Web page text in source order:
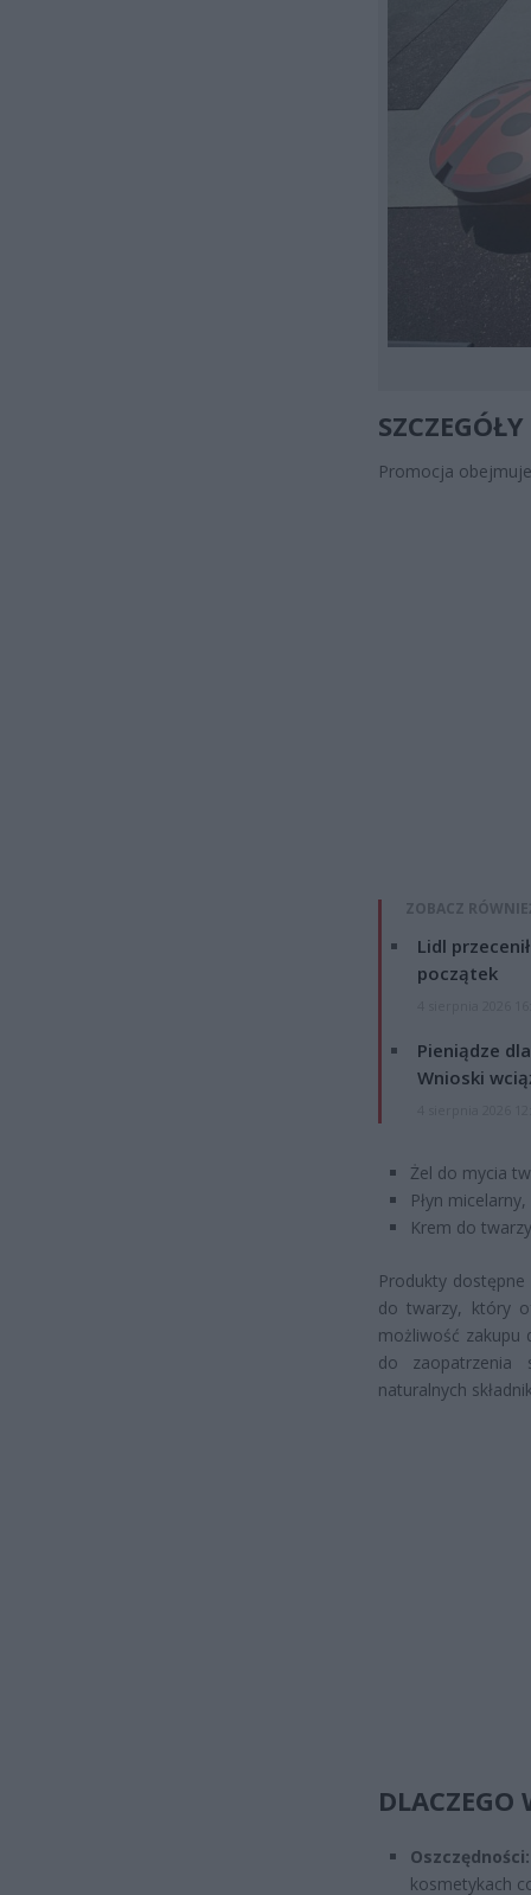
Promocja
ZOBACZ
Lidl
początek
Pieniądze
Wnioski
Żel do mycia
Płyn micelarny,
Krem do
Produkty
do twarzy, który
możliwość zakupu
do zaopatrzenia
naturalnych
DLACZEGO
Oszczędności:
kosmetykach